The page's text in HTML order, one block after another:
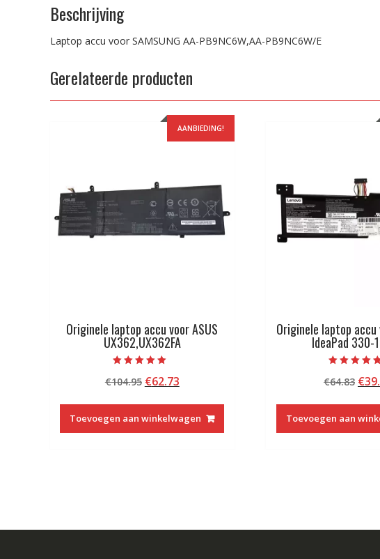
Beschrijving
Laptop accu voor SAMSUNG AA-PB9NC6W,AA-PB9NC6W/E
Gerelateerde producten
AANBIEDING!
Originele laptop accu voor ASUS
UX362,UX362FA
5.00
van 5
€104.95 Oorspronkelijke
was:
€104.95.
€62.73Huidige
€62.73.
Toevoegen aan winkelwagen
Originele laptop accu
IdeaPad 330-
5.00
van 5
€64.83
was:
€
Toevoegen aan